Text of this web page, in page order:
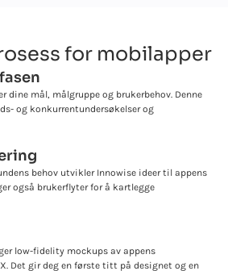
for mobilapper
dine mål, målgruppe og brukerbehov. Denne
og konkurrentundersøkelser og
behov utvikler Innowise ideer til appens
også brukerflyter for å kartlegge
low-fidelity mockups av appens
Det gir deg en første titt på designet og en